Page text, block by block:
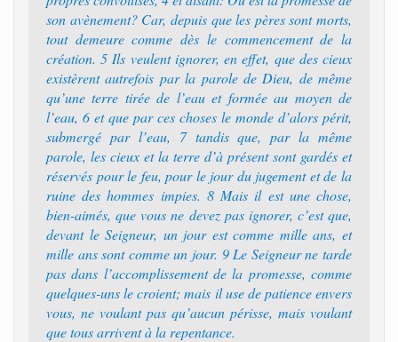
son avènement? Car, depuis que les pères sont morts,
tout demeure comme dès le commencement de la
création. 5 Ils veulent ignorer, en effet, que des cieux
existèrent autrefois par la parole de Dieu, de même
qu’une terre tirée de l’eau et formée au moyen de
l’eau, 6 et que par ces choses le monde d’alors périt,
submergé par l’eau, 7 tandis que, par la même
parole, les cieux et la terre d’à présent sont gardés et
réservés pour le feu, pour le jour du jugement et de la
ruine des hommes impies. 8 Mais il est une chose,
bien-aimés, que vous ne devez pas ignorer, c’est que,
devant le Seigneur, un jour est comme mille ans, et
mille ans sont comme un jour. 9 Le Seigneur ne tarde
pas dans l’accomplissement de la promesse, comme
quelques-uns le croient; mais il use de patience envers
vous, ne voulant pas qu’aucun périsse, mais voulant
que tous arrivent à la repentance.